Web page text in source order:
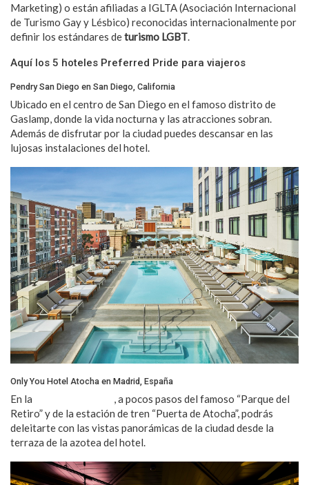
Marketing) o están afiliadas a IGLTA (Asociación Internacional
de Turismo Gay y Lésbico) reconocidas internacionalmente por
definir los estándares deturismo LGBT.
Aquí los 5 hoteles Preferred Pride para viajeros
Pendry San Diego en San Diego, California
Ubicado en el centro de San Diego en el famoso distrito de
Gaslamp, donde la vida nocturna y las atracciones sobran.
Además de disfrutar por la ciudad puedes descansar en las
lujosas instalaciones del hotel.
Only You Hotel Atocha en Madrid, España
En la
, a pocos pasos del famoso “Parque del
Retiro” y de la estación de tren “Puerta de Atocha”, podrás
deleitarte con las vistas panorámicas de la ciudad desde la
terraza de la azotea del hotel.